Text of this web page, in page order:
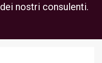
nostri consulenti.